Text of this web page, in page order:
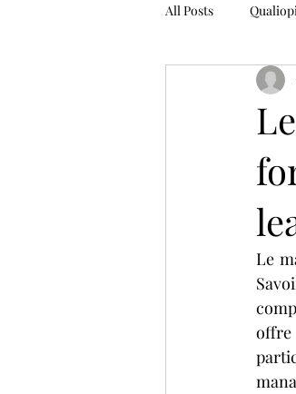
All Posts
Le
offre